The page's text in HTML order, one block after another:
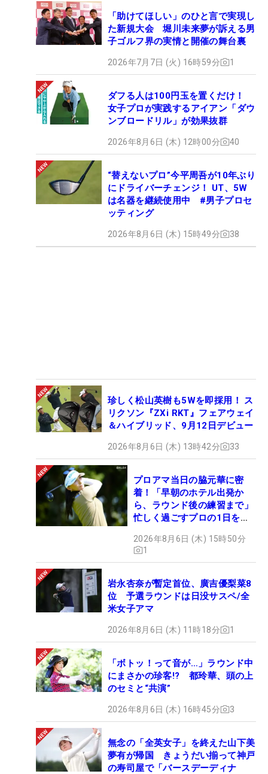
「助けてほしい」のひと言で実現し
た新規大会 堀川未来夢が訴える男
子ゴルフ界の実情と開催の舞台裏
2026年7月7日 (火) 16時59分 1
ダフる人は100円玉を置くだけ！
女子プロが実践するアイアン「ダウ
ンブロードリル」が効果抜群
2026年8月6日 (木) 12時00分 40
“替えないプロ”今平周吾が10年ぶり
にドライバーチェンジ！ UT、5W
は名器を継続使用中 #男子プロセ
ッティング
2026年8月6日 (木) 15時49分 38
珍しく松山英樹も5Wを即採用！ ス
リクソン『ZXi RKT』フェアウェイ
＆ハイブリッド、9月12日デビュー
2026年8月6日 (木) 13時42分 33
プロアマ当日の脇元華に密
着！「早朝のホテル出発か
ら、ラウンド後の練習まで」
忙しく過ごすプロの1日を公
2026年8月6日 (木) 15時50分
1
岩永杏奈が暫定首位、廣吉優梨菜8
位 予選ラウンドは日没サスペ/全
米女子アマ
2026年8月6日 (木) 11時18分 1
「ボトッ！って音が…」ラウンド中
にまさかの珍客!? 都玲華、頭の上
のセミと“共演”
2026年8月6日 (木) 16時45分 3
無念の「全英女子」を終えた山下美
夢有が帰国 きょうだい揃って神戸
の寿司屋で「バースデーディナ